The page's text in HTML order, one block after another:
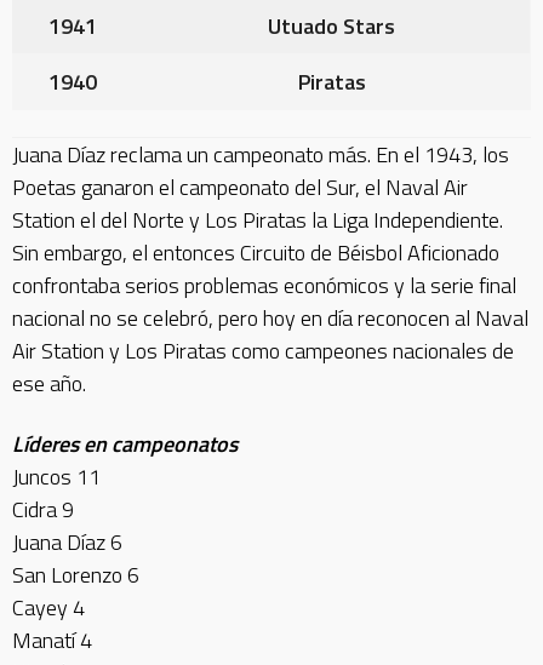
1941
Utuado Stars
1940
Piratas
Juana Díaz reclama un campeonato más. En el 1943, los
Poetas ganaron el campeonato del Sur, el Naval Air
Station el del Norte y Los Piratas la Liga Independiente.
Sin embargo, el entonces Circuito de Béisbol Aficionado
confrontaba serios problemas económicos y la serie final
nacional no se celebró, pero hoy en día reconocen al Naval
Air Station y Los Piratas como campeones nacionales de
ese año.
Líderes en campeonatos
Juncos 11
Cidra 9
Juana Díaz 6
San Lorenzo 6
Cayey 4
Manatí 4